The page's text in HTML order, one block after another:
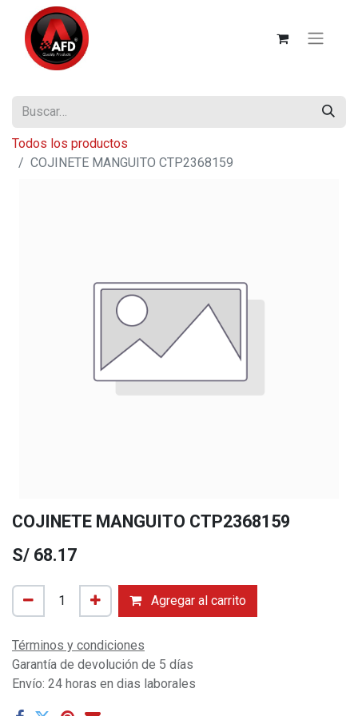
Todos los productos
COJINETE MANGUITO CTP2368159
COJINETE MANGUITO CTP2368159
S/ 68.17
Agregar al carrito
Términos y condiciones
Garantía de devolución de 5 días
Envío: 24 horas en dias laborales